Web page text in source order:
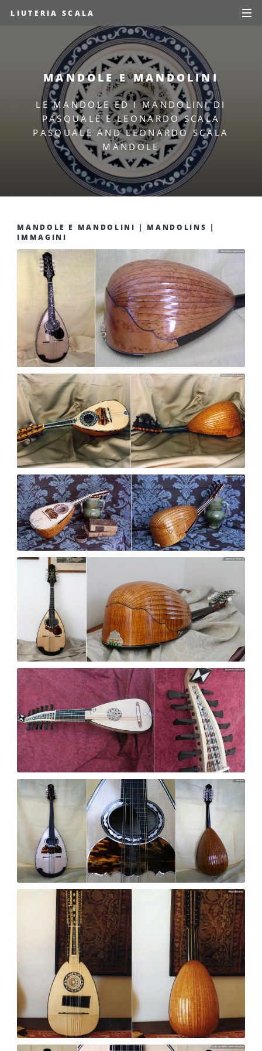
LIUTERIA SCALA
MANDOLE E MANDOLINI
LE MANDOLE ED I MANDOLINI DI
PASQUALE E LEONARDO SCALA
PASQUALE AND LEONARDO SCALA
MANDOLE
MANDOLE E MANDOLINI | MANDOLINS |
IMMAGINI